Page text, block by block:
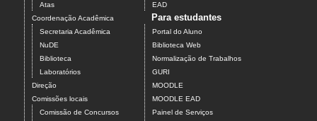
Atas
Coordenação Acadêmica
Secretaria Acadêmica
NuDE
Biblioteca
Laboratórios
Direção
Comissões locais
Comissão de Concursos
EAD
Para estudantes
Portal do Aluno
Biblioteca Web
Normalização de Trabalhos
GURI
MOODLE
MOODLE EAD
Painel de Serviços